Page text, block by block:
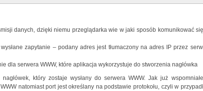
danych, dzięki niemu przeglądarka wie w jaki sposób komunikować
zapytanie – podany adres jest tłumaczony na adres IP przez
dla serwera WWW, które aplikacja wykorzystuje do stworzenia nagłówka
który zostaje wysłany do serwera WWW. Jak już
natomiast port jest określany na podstawie protokołu, czyli w